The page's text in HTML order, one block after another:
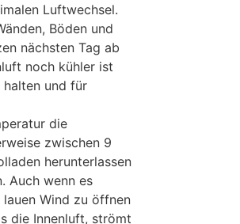
Luftwechsel.
Böden und
nächsten Tag ab
noch kühler ist
halten und für
die
zwischen 9
herunterlassen
Auch wenn es
Wind zu öffnen
die Innenluft, strömt